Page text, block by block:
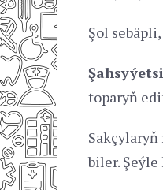
Şol
toparyň
biler.